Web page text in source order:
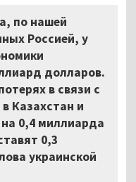
по нашей
Россией, у
долларов.
в связи с
Казахстан и
0,4 миллиарда
0,3
украинской